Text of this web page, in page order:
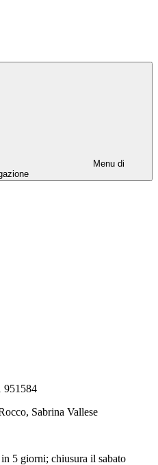
Menu di
951584
Sabrina Vallese
5 giorni; chiusura il sabato